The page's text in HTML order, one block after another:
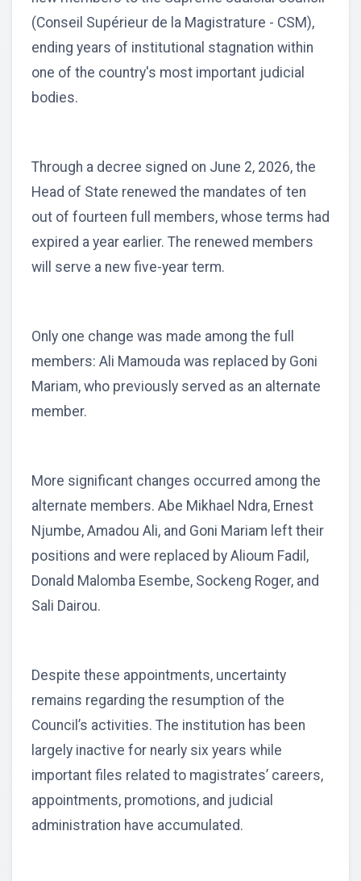
(Conseil Supérieur de la Magistrature - CSM),
ending years of institutional stagnation within
one of the country's most important judicial
bodies.
Through a decree signed on June 2, 2026, the
Head of State renewed the mandates of ten
out of fourteen full members, whose terms had
expired a year earlier. The renewed members
will serve a new five-year term.
Only one change was made among the full
members: Ali Mamouda was replaced by Goni
Mariam, who previously served as an alternate
member.
More significant changes occurred among the
alternate members. Abe Mikhael Ndra, Ernest
Njumbe, Amadou Ali, and Goni Mariam left their
positions and were replaced by Alioum Fadil,
Donald Malomba Esembe, Sockeng Roger, and
Sali Dairou.
Despite these appointments, uncertainty
remains regarding the resumption of the
Council’s activities. The institution has been
largely inactive for nearly six years while
important files related to magistrates’ careers,
appointments, promotions, and judicial
administration have accumulated.